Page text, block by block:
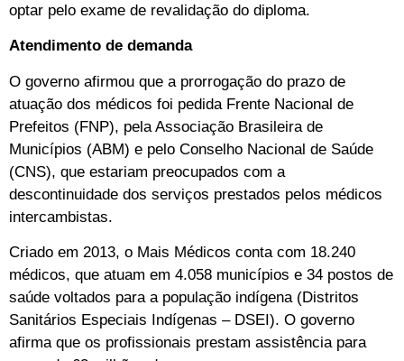
optar pelo exame de revalidação do diploma.
Atendimento de demanda
O governo afirmou que a prorrogação do prazo de
atuação dos médicos foi pedida Frente Nacional de
Prefeitos (FNP), pela Associação Brasileira de
Municípios (ABM) e pelo Conselho Nacional de Saúde
(CNS), que estariam preocupados com a
descontinuidade dos serviços prestados pelos médicos
intercambistas.
Criado em 2013, o Mais Médicos conta com 18.240
médicos, que atuam em 4.058 municípios e 34 postos de
saúde voltados para a população indígena (Distritos
Sanitários Especiais Indígenas – DSEI). O governo
afirma que os profissionais prestam assistência para